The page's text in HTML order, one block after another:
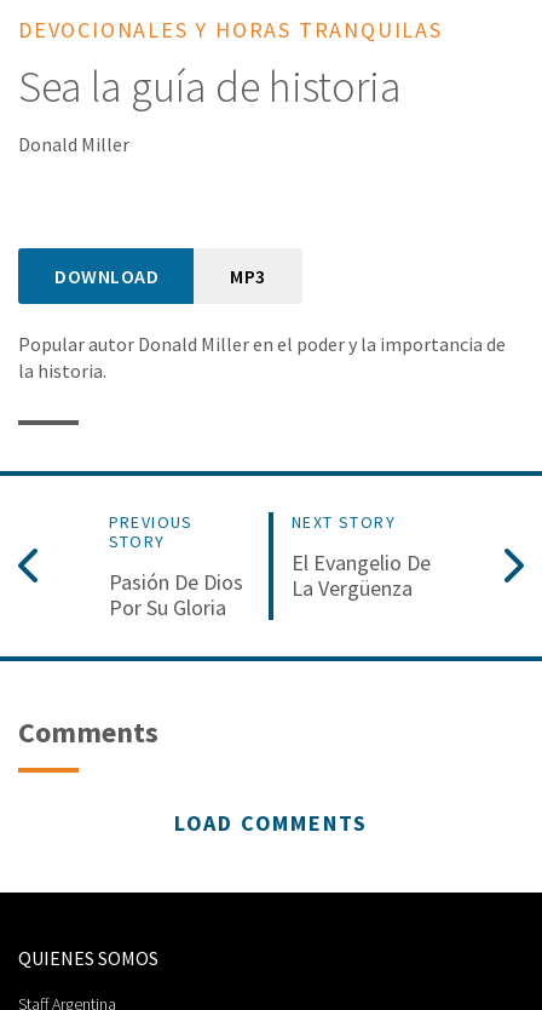
DEVOCIONALES Y HORAS TRANQUILAS
Sea la guía de historia
Donald Miller
DOWNLOAD MP3
Popular autor Donald Miller en el poder y la importancia de
la historia.
PREVIOUS
STORY
Pasión De Dios
Por Su Gloria
NEXT STORY
El Evangelio De
La Vergüenza
Comments
LOAD COMMENTS
QUIENES SOMOS
Staff Argentina